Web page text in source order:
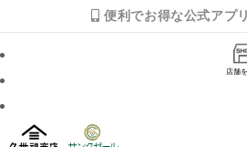
便利でお得な公式アプ
店舗